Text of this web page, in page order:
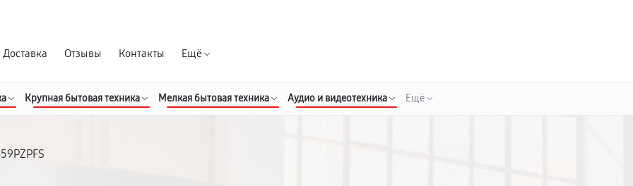
Доставка Отзывы Контакты Ещё
Крупная бытовая техника Мелкая бытовая техника Аудио и видеотехника Ещё